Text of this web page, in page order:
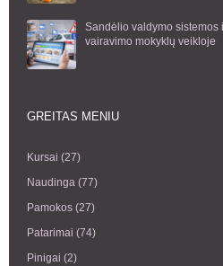
Sandėlio valdymo sistemos
vairavimo mokyklų veikloje
GREITAS MENIU
Kursai (27)
Naudinga (77)
Pamokos (27)
Patarimai (74)
Pinigai (2)